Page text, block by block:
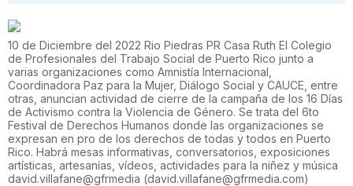
10 de Diciembre del 2022 Rio Piedras PR Casa Ruth El Colegio
de Profesionales del Trabajo Social de Puerto Rico junto a
varias organizaciones como Amnistía Internacional,
Coordinadora Paz para la Mujer, Diálogo Social y CAUCE, entre
otras, anuncian actividad de cierre de la campaña de los 16 Días
de Activismo contra la Violencia de Género. Se trata del 6to
Festival de Derechos Humanos donde las organizaciones se
expresan en pro de los derechos de todas y todos en Puerto
Rico. Habrá mesas informativas, conversatorios, exposiciones
artísticas, artesanías, vídeos, actividades para la niñez y música
david.villafane@gfrmedia (david.villafane@gfrmedia.com)